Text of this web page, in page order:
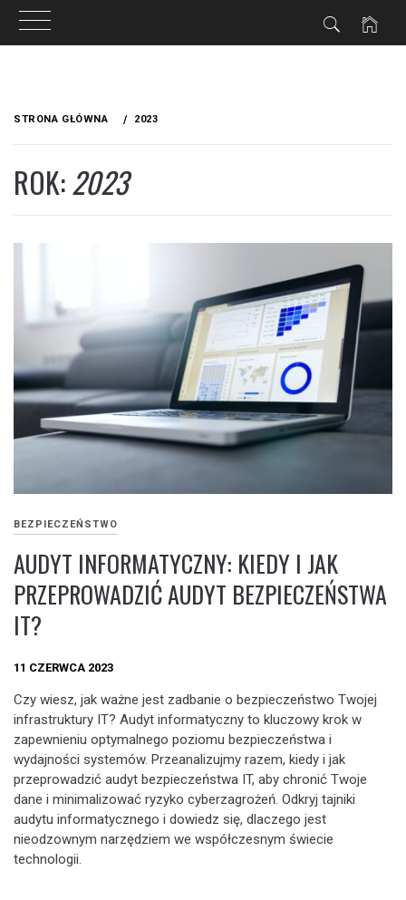
STRONA GŁÓWNA 2023
ROK:2023
BEZPIECZEŃSTWO
AUDYT INFORMATYCZNY: KIEDY I JAK
PRZEPROWADZIĆ AUDYT BEZPIECZEŃSTWA
IT?
11 CZERWCA 2023
Czy wiesz, jak ważne jest zadbanie o bezpieczeństwo Twojej
infrastruktury IT? Audyt informatyczny to kluczowy krok w
zapewnieniu optymalnego poziomu bezpieczeństwa i
wydajności systemów. Przeanalizujmy razem, kiedy i jak
przeprowadzić audyt bezpieczeństwa IT, aby chronić Twoje
dane i minimalizować ryzyko cyberzagrożeń. Odkryj tajniki
audytu informatycznego i dowiedz się, dlaczego jest
nieodzownym narzędziem we współczesnym świecie
technologii.